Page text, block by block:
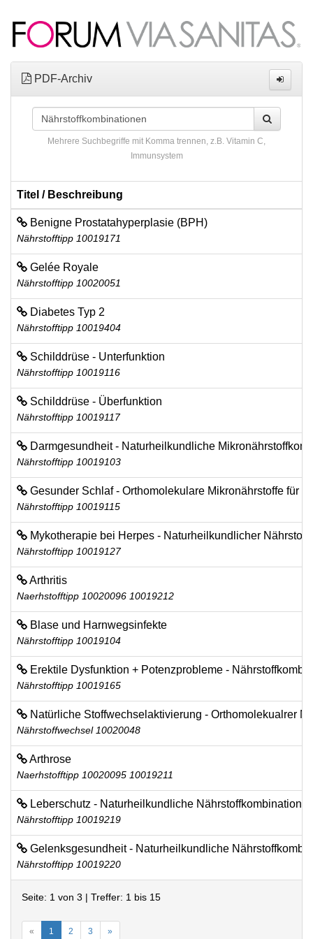
PDF-Archiv
Mehrere Suchbegriffe mit Komma trennen, z.B. Vitamin C,
Immunsystem
Titel / Beschreibung
Benigne Prostatahyperplasie (BPH)
Nährstofftipp 10019171
Gelée Royale
Nährstofftipp 10020051
Diabetes Typ 2
Nährstofftipp 10019404
Schilddrüse - Unterfunktion
Nährstofftipp 10019116
Schilddrüse - Überfunktion
Nährstofftipp 10019117
Darmgesundheit - Naturheilkundliche
Nährstofftipp 10019103
Gesunder Schlaf - Orthomolekulare Mikronährstoffe für
Nährstofftipp 10019115
Mykotherapie bei Herpes - Naturheilkundlicher
Nährstofftipp 10019127
Arthritis
Naerhstofftipp 10020096 10019212
Blase und Harnwegsinfekte
Nährstofftipp 10019104
Erektile Dysfunktion + Potenzprobleme -
Nährstofftipp 10019165
Natürliche Stoffwechselaktivierung - Orthomolekualrer
Nährstoffwechsel 10020048
Arthrose
Naerhstofftipp 10020095 10019211
Leberschutz - Naturheilkundliche Nährstoffkombination
Nährstofftipp 10019219
Gelenksgesundheit - Naturheilkundliche
Nährstofftipp 10019220
Seite: 1 von 3 | Treffer: 1 bis 15
« 1 2 3 »